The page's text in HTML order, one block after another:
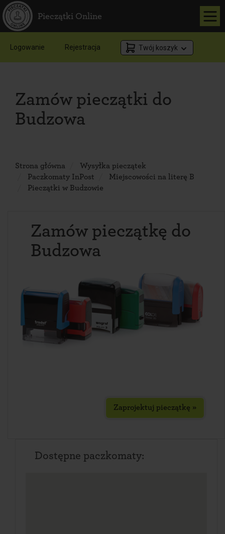
Pieczątki Online
Logowanie Rejestracja Twój koszyk
Zamów pieczątki do
Budzowa
Strona główna
Wysyłka pieczątek
Paczkomaty InPost
Miejscowości na literę B
Pieczątki w Budzowie
Zamów pieczątkę do
Budzowa
Zaprojektuj pieczątkę »
Dostępne paczkomaty: